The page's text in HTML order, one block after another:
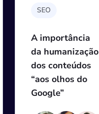
SEO
A importância
da humanização
dos conteúdos
“aos olhos do
Google”